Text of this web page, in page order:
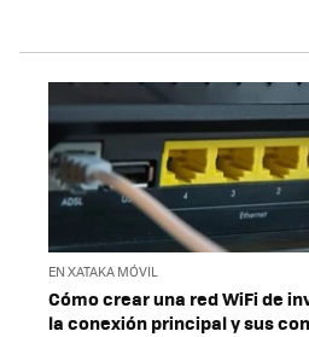
EN XATAKA MÓVIL
Cómo crear una red WiFi de
la conexión principal y sus